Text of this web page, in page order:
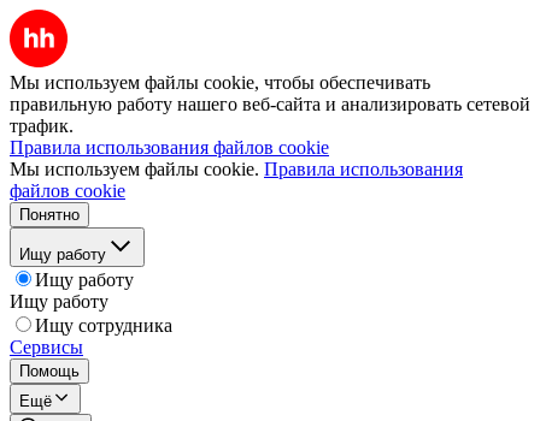
Мы используем файлы cookie, чтобы обеспечивать
правильную работу нашего веб-сайта и анализировать сетевой
трафик.
Правила использования файлов cookie
Мы используем файлы cookie. Правила использования
файлов cookie
Понятно
Ищу работу
Ищу работу
Ищу работу
Ищу сотрудника
Сервисы
Помощь
Ещё